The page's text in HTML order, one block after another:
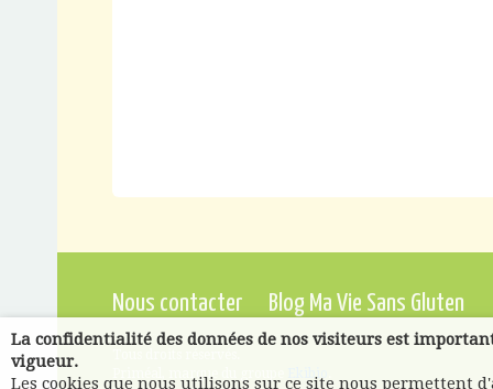
Nous contacter Blog Ma Vie Sans Gluten
Priméal, marque du groupe
Ekibio
La confidentialité des données de nos visiteurs est
vigueur.
Les cookies que nous utilisons sur ce site nous permettent